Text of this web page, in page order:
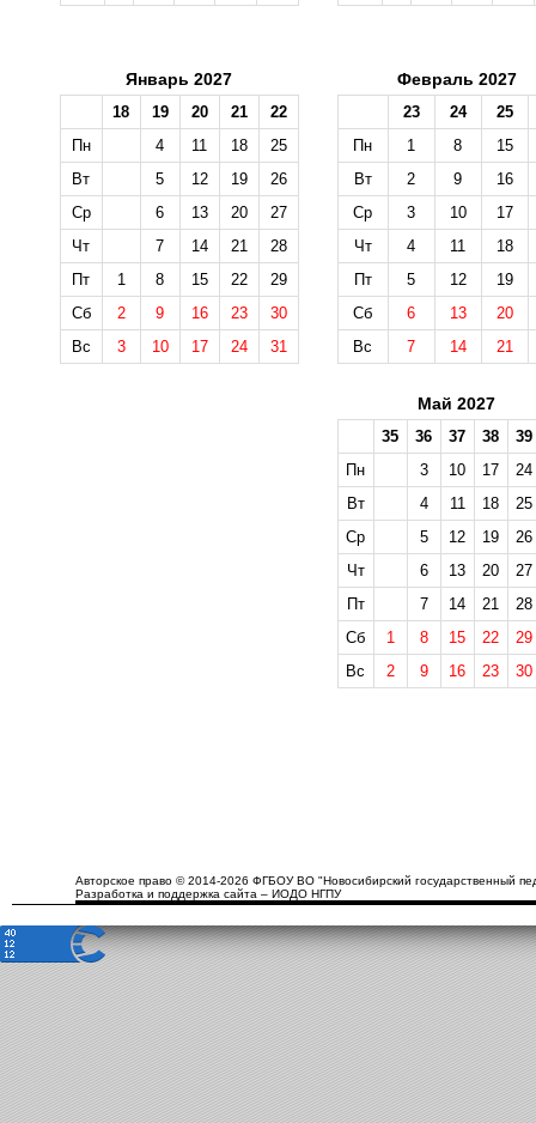
Январь 2027
18 19 20 21
22
Пн
4 11 18
25
Вт
5 12 19
26
Ср
6 13 20
27
Чт
7 14 21
28
Пт
1 8 15 22
29
Сб
2 9 16 23
30
Вс
3 10 17 24 31
Февраль 2027
23 24
25
Пн
1 8
15
Вт
2 9
16
Ср
3 10
17
Чт
4 11
18
Пт
5 12
19
Сб
6 13
20
Вс
7 14 21
Май 2027
35 36 37 38
39
Пн
3 10 17
24
Вт
4 11 18
25
Ср
5 12 19
26
Чт
6 13 20
27
Пт
7 14 21
28
Сб
1 8 15 22
29
Вс
2 9 16 23 30
Авторское право © 2014-2026 ФГБОУ ВО "Новосибирский государственный
Разработка и поддержка сайта – ИОДО НГПУ